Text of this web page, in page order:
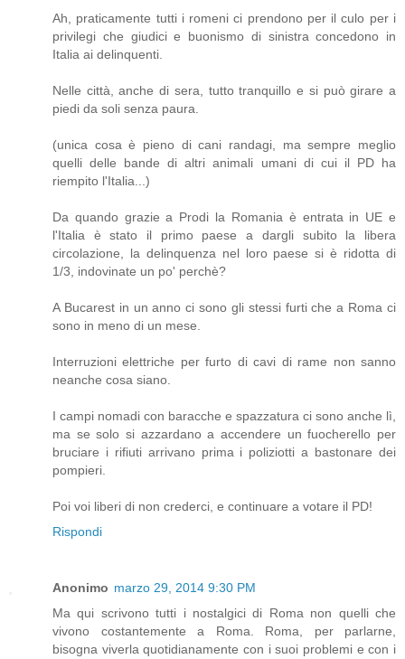
Ah, praticamente tutti i romeni ci prendono per il culo per i
privilegi che giudici e buonismo di sinistra concedono in
Italia ai delinquenti.
Nelle città, anche di sera, tutto tranquillo e si può girare a
piedi da soli senza paura.
(unica cosa è pieno di cani randagi, ma sempre meglio
quelli delle bande di altri animali umani di cui il PD ha
riempito l'Italia...)
Da quando grazie a Prodi la Romania è entrata in UE e
l'Italia è stato il primo paese a dargli subito la libera
circolazione, la delinquenza nel loro paese si è ridotta di
1/3, indovinate un po' perchè?
A Bucarest in un anno ci sono gli stessi furti che a Roma ci
sono in meno di un mese.
Interruzioni elettriche per furto di cavi di rame non sanno
neanche cosa siano.
I campi nomadi con baracche e spazzatura ci sono anche lì,
ma se solo si azzardano a accendere un fuocherello per
bruciare i rifiuti arrivano prima i poliziotti a bastonare dei
pompieri.
Poi voi liberi di non crederci, e continuare a votare il PD!
Rispondi
Anonimo marzo 29, 2014 9:30 PM
Ma qui scrivono tutti i nostalgici di Roma non quelli che
vivono costantemente a Roma. Roma, per parlarne,
bisogna viverla quotidianamente con i suoi problemi e con i